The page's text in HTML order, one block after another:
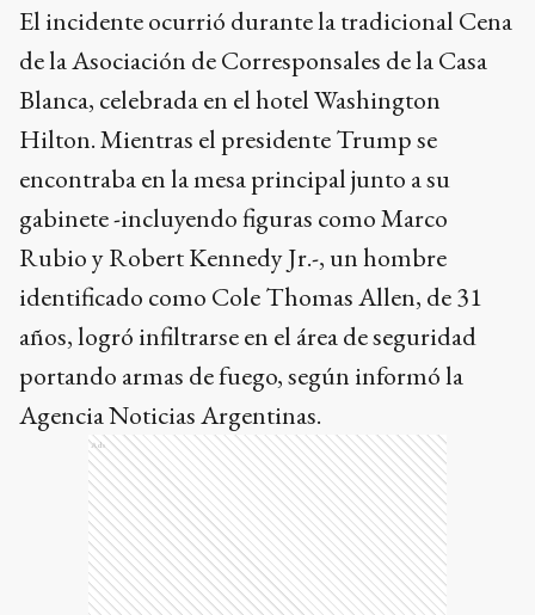
El incidente ocurrió durante la tradicional Cena
de la Asociación de Corresponsales de la Casa
Blanca, celebrada en el hotel Washington
Hilton. Mientras el presidente Trump se
encontraba en la mesa principal junto a su
gabinete -incluyendo figuras como Marco
Rubio y Robert Kennedy Jr.-, un hombre
identificado como Cole Thomas Allen, de 31
años, logró infiltrarse en el área de seguridad
portando armas de fuego, según informó la
Agencia Noticias Argentinas.
Ads